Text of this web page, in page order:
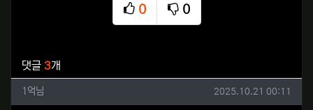
0
추천
0
비추천
댓글 3개
1억님님의 댓글
1억님 작성일
2025.10.21 00:11